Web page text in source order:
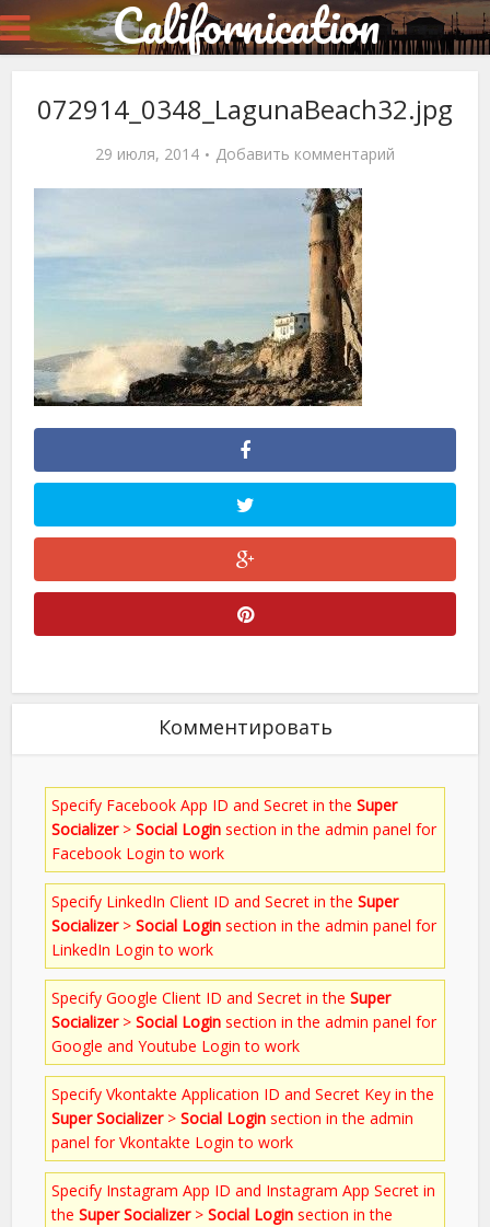
Californication
072914_0348_LagunaBeach32.jpg
29 июля, 2014 Добавить комментарий
Комментировать
Specify Facebook App ID and Secret in theSuper
Socializer>Social Login section in the admin panel for
Facebook Login to work
Specify LinkedIn Client ID and Secret in theSuper
Socializer>Social Login section in the admin panel for
LinkedIn Login to work
Specify Google Client ID and Secret in theSuper
Socializer>Social Login section in the admin panel for
Google and Youtube Login to work
Specify Vkontakte Application ID and Secret Key in the
Super Socializer>Social Login section in the admin
panel for Vkontakte Login to work
Specify Instagram App ID and Instagram App Secret in
theSuper Socializer>Social Login section in the